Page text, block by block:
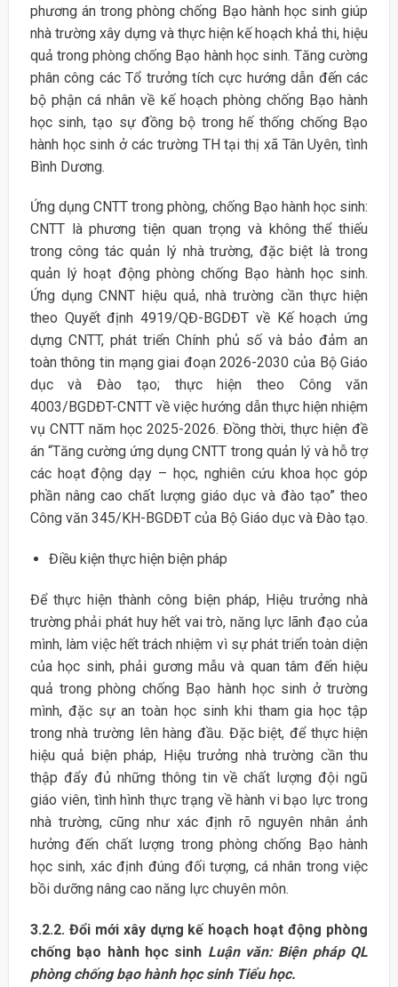
phương án trong phòng chống Bạo hành học sinh giúp
nhà trường xây dựng và thực hiện kế hoạch khả thi, hiệu
quả trong phòng chống Bạo hành học sinh. Tăng cường
phân công các Tổ trưởng tích cực hướng dẫn đến các
bộ phận cá nhân về kế hoạch phòng chống Bạo hành
học sinh, tạo sự đồng bộ trong hế thống chống Bạo
hành học sinh ở các trường TH tại thị xã Tân Uyên, tình
Bình Dương.
Ứng dụng CNTT trong phòng, chống Bạo hành học sinh:
CNTT là phương tiện quan trọng và không thể thiếu
trong công tác quản lý nhà trường, đặc biệt là trong
quản lý hoạt động phòng chống Bạo hành học sinh.
Ứng dụng CNNT hiệu quả, nhà trường cần thực hiện
theo Quyết định 4919/QĐ-BGDĐT về Kế hoạch ứng
dựng CNTT, phát triển Chính phủ số và bảo đảm an
toàn thông tin mạng giai đoạn 2026-2030 của Bộ Giáo
dục và Đào tạo; thực hiện theo Công văn
4003/BGDĐT-CNTT về việc hướng dẫn thực hiện nhiệm
vụ CNTT năm học 2025-2026. Đồng thời, thực hiện đề
án “Tăng cường ứng dụng CNTT trong quản lý và hỗ trợ
các hoạt động dạy – học, nghiên cứu khoa học góp
phần nâng cao chất lượng giáo dục và đào tạo” theo
Công văn 345/KH-BGDĐT của Bộ Giáo dục và Đào tạo.
Điều kiện thực hiện biện pháp
Để thực hiện thành công biện pháp, Hiệu trưởng nhà
trường phải phát huy hết vai trò, năng lực lãnh đạo của
mình, làm việc hết trách nhiệm vì sự phát triển toàn diện
của học sinh, phải gương mẫu và quan tâm đến hiệu
quả trong phòng chống Bạo hành học sinh ở trường
mình, đặc sự an toàn học sinh khi tham gia học tập
trong nhà trường lên hàng đầu. Đặc biệt, để thực hiện
hiệu quả biện pháp, Hiệu trưởng nhà trường cần thu
thập đẩy đủ những thông tin về chất lượng đội ngũ
giáo viên, tình hình thực trạng về hành vi bạo lực trong
nhà trường, cũng như xác định rõ nguyên nhân ảnh
hưởng đến chất lượng trong phòng chống Bạo hành
học sinh, xác định đúng đối tượng, cá nhân trong việc
bồi dưỡng nâng cao năng lực chuyên môn.
3.2.2. Đổi mới xây dựng kế hoạch hoạt động phòng
chống bạo hành học sinh Luận văn: Biện pháp QL
phòng chống bạo hành học sinh Tiểu học.